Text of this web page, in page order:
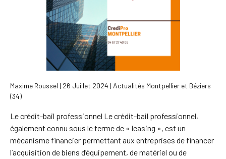
Maxime Roussel | 26 Juillet 2024 | Actualités Montpellier et Béziers
(34)
Le crédit-bail professionnel Le crédit-bail professionnel,
également connu sous le terme de « leasing », est un
mécanisme financier permettant aux entreprises de financer
l’acquisition de biens d’équipement, de matériel ou de